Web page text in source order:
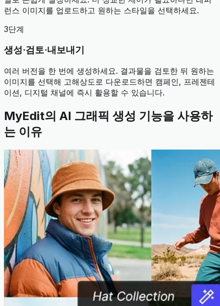
런스 이미지를 업로드하고 원하는 스타일을 선택하세요.
3단계
생성·검토·내보내기
여러 버전을 한 번에 생성하세요. 결과물을 검토한 뒤 원하는
이미지를 선택해 고해상도로 다운로드하면 캠페인, 프레젠테
이션, 디지털 채널에 즉시 활용할 수 있습니다.
MyEdit의 AI 그래픽 생성 기능을 사용하
는 이유